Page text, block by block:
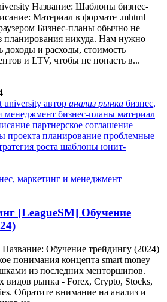
Название: Шаблоны бизнес-
Материал в формате .mhtml
Бизнес-планы обычно не
планирования никуда. Нам нужно
доходы и расходы, стоимость
и LTV, чтобы не попасть в...
university автор анализ рынка бизнес,
менеджмент бизнес-планы материал
партнерское соглашение
проекта планирование проблемные
роста шаблоны юнит-
маркетинг и менеджмент
[LeagueSM] Обучение
Обучение трейдингу (2024)
понимания концепта smart money
из последних менторшипов.
видов рынка - Forex, Crypto, Stocks,
Обратите внимание на анализ и